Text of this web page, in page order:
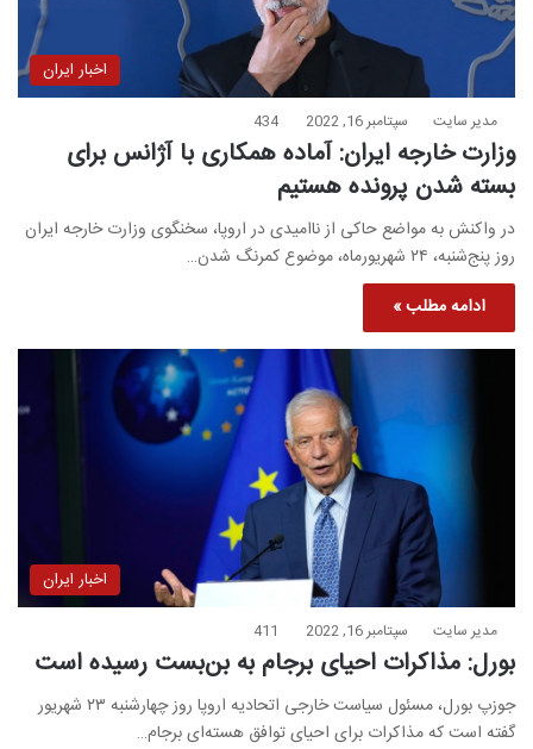
اخبار ایران
مدیر سایت سپتامبر 16, 2022 434
وزارت خارجه ایران: آماده همکاری با آژانس برای
بسته‌ شدن پرونده هستیم
در واکنش به مواضع حاکی از ناامیدی در اروپا، سخنگوی وزارت خارجه ایران
روز پنج‌شنبه، ۲۴ شهریورماه، موضوع کمرنگ‌ شدن…
ادامه مطلب »
اخبار ایران
مدیر سایت سپتامبر 16, 2022 411
بورل: مذاکرات احیای برجام به بن‌بست رسیده است
جوزپ بورل، مسئول سیاست خارجی اتحادیه اروپا روز چهارشنبه ۲۳ شهریور
گفته است که مذاکرات برای احیای توافق هسته‌ای برجام…